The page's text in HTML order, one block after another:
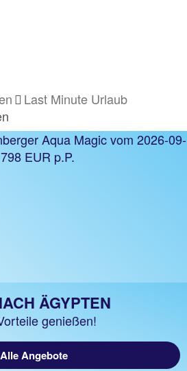
Last Minute Urlaub
ÄGYPTEN
genießen!
Alle Angebote